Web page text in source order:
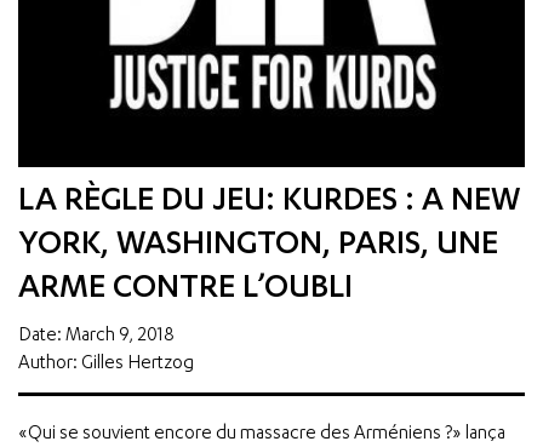
LA RÈGLE DU JEU: KURDES : A NEW
YORK, WASHINGTON, PARIS, UNE
ARME CONTRE L’OUBLI
Date: March 9, 2018
Author: Gilles Hertzog
«Qui se souvient encore du massacre des Arméniens ?» lança